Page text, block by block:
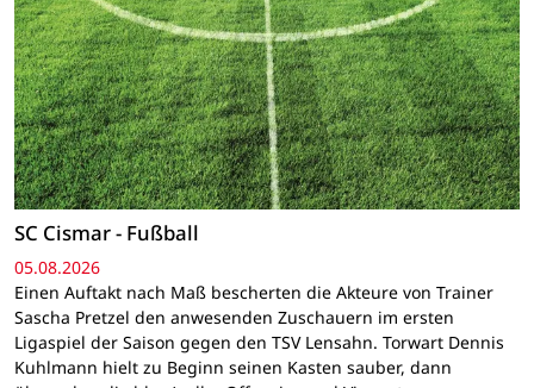
SC Cismar - Fußball
05.08.2026
Einen Auftakt nach Maß bescherten die Akteure von Trainer
Sascha Pretzel den anwesenden Zuschauern im ersten
Ligaspiel der Saison gegen den TSV Lensahn. Torwart Dennis
Kuhlmann hielt zu Beginn seinen Kasten sauber, dann